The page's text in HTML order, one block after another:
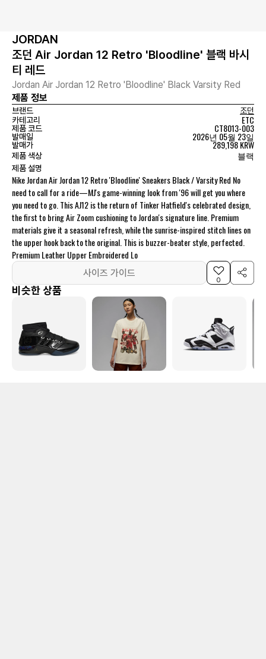
JORDAN
조던 Air Jordan 12 Retro 'Bloodline' 블랙 바시
티 레드
Jordan Air Jordan 12 Retro 'Bloodline' Black Varsity Red
제품 정보
브랜드
조던
카테고리
ETC
제품 코드 CT8013-003
발매일 2026년 05월 23일
발매가 289,198 KRW
제품 색상 블랙
제품 설명
Nike Jordan Air Jordan 12 Retro 'Bloodline' Sneakers Black / Varsity Red No
need to call for a ride—MJ's game-winning look from '96 will get you where
you need to go. This AJ12 is the return of Tinker Hatfield's celebrated design,
the first to bring Air Zoom cushioning to Jordan's signature line. Premium
materials give it a seasonal refresh, while the sunrise-inspired stitch lines on
the upper hook back to the original. This is buzzer-beater style, perfected.
Premium Leather Upper Embroidered Lo
사이즈 가이드
0
비슷한 상품